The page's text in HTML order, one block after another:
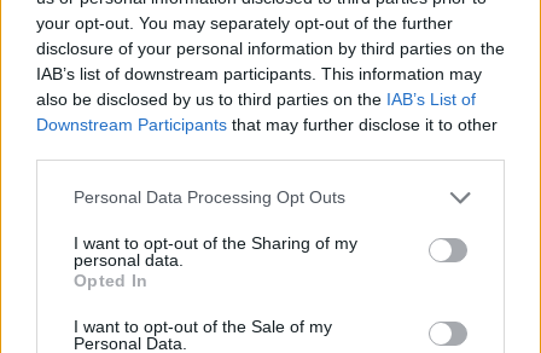
your opt-out. You may separately opt-out of the further
disclosure of your personal information by third parties on the
IAB’s list of downstream participants. This information may
also be disclosed by us to third parties on the IAB’s List of
Downstream Participants that may further disclose it to other
Personal Data Processing Opt Outs
I want to opt-out of the Sharing of my
personal data.
Opted In
I want to opt-out of the Sale of my
Personal Data.